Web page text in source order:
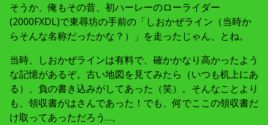
そうか、俺もその昔、初ハーレーのローライダー
(2000FXDL)で東尋坊の手前の「しおかぜライン（当時か
らそんな名称だったかな？）」を走ったじゃん、とね。
当時、しおかぜラインは有料で、確かかなり高かったよう
な記憶があるぞ。古い地図を見てみたら（いつも机上にあ
る）、負の書き込みがしてあった（笑）。そんなことより
も、領収書がはさんであった！でも、何でここの領収書だ
け取ってあっただろう…。